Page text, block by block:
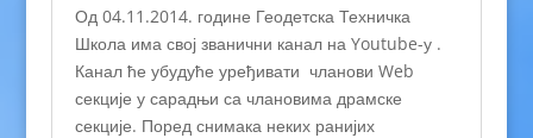
Од 04.11.2014. године Геодетска Техничка
Школа има свој званични канал на Youtube-у .
Канал ће убудуће уређивати чланови Web
секције у сарадњи са члановима драмске
секције. Поред снимака неких ранијих